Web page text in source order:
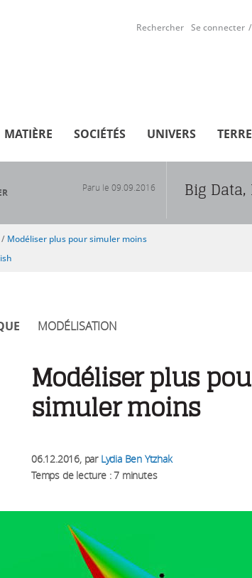
Rechercher Se connecter
MATIÈRE SOCIÉTÉS UNIVERS TERRE
Paru le 09.09.2016 Big
/ Modéliser plus pour simuler moins
MODÉLISATION
Modéliser plus
simuler moins
06.12.2016, par Lydia Ben Ytzhak
Temps de lecture : 7 minutes